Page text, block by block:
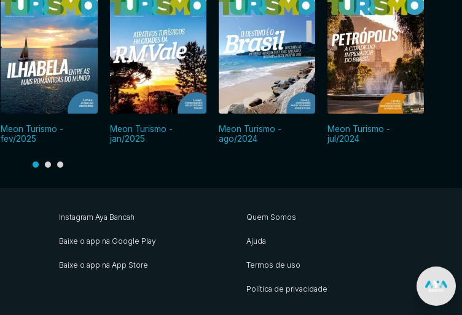
Meon Turismo -
fev/2025
Meon Turismo -
jan/2025
Meon Turismo -
ago/2024
Meon Turismo -
jul/2024
Instagram Aya Bancah
Baixe o app na Google Play
Baixe o app na App Store
Quem Somos
Ajuda
Termos de uso
Política de privacidade